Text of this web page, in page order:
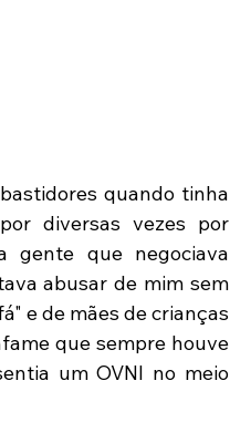
quando tinha
diversas vezes por
gente que negociava
abusar de mim sem
e de mães de crianças
que sempre houve
um OVNI no meio